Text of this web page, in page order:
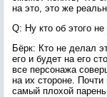
на это, это же
Q: Ну кто об этого
Бёрк: Кто не делал
его и будет на его
все персонажа
на их стороне.
самый плохой